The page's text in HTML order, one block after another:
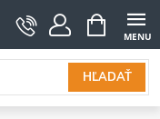
HĽADAŤ
NÁKUPNÝ
KOŠÍK